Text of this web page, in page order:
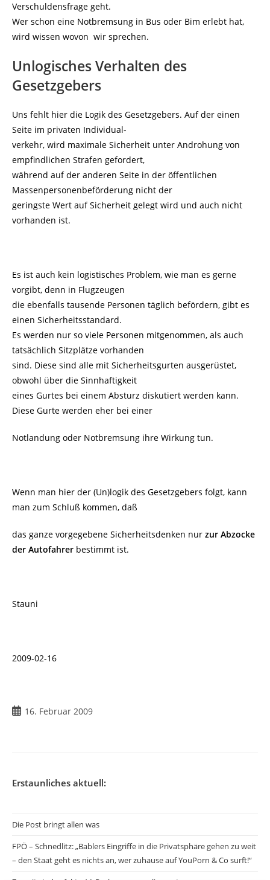
Verschuldensfrage geht.
Wer schon eine Notbremsung in Bus oder Bim erlebt hat,
wird wissen wovon wir sprechen.
Unlogisches Verhalten des
Gesetzgebers
Uns fehlt hier die Logik des Gesetzgebers. Auf der einen
Seite im privaten Individual-
verkehr, wird maximale Sicherheit unter Androhung von
empfindlichen Strafen gefordert,
während auf der anderen Seite in der öffentlichen
Massenpersonenbeförderung nicht der
geringste Wert auf Sicherheit gelegt wird und auch nicht
vorhanden ist.
Es ist auch kein logistisches Problem, wie man es gerne
vorgibt, denn in Flugzeugen
die ebenfalls tausende Personen täglich befördern, gibt es
einen Sicherheitsstandard.
Es werden nur so viele Personen mitgenommen, als auch
tatsächlich Sitzplätze vorhanden
sind. Diese sind alle mit Sicherheitsgurten ausgerüstet,
obwohl über die Sinnhaftigkeit
eines Gurtes bei einem Absturz diskutiert werden kann.
Diese Gurte werden eher bei einer
Notlandung oder Notbremsung ihre Wirkung tun.
Wenn man hier der (Un)logik des Gesetzgebers folgt, kann
man zum Schluß kommen, daß
das ganze vorgegebene Sicherheitsdenken nur zur Abzocke
der Autofahrer bestimmt ist.
Stauni
2009-02-16
Beitrag16. Februar 2009
Erstaunliches aktuell:
Die Post bringt allen was
FPÖ – Schnedlitz: „Bablers Eingriffe in die Privatsphäre gehen zu weit
– den Staat geht es nichts an, wer zuhause auf YouPorn & Co surft!“